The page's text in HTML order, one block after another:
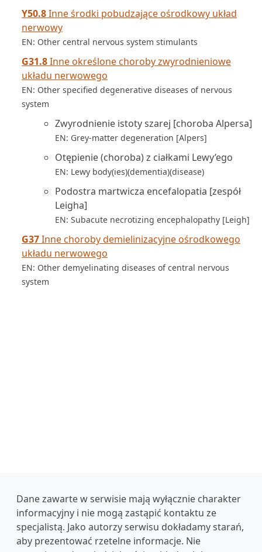
Y50.8Inne środki pobudzające ośrodkowy układ
nerwowy
EN: Other central nervous system stimulants
G31.8Inne określone choroby zwyrodnieniowe
układu nerwowego
EN: Other specified degenerative diseases of nervous
system
Zwyrodnienie istoty szarej [choroba Alpersa]
EN: Grey-matter degeneration [Alpers]
Otępienie (choroba) z ciałkami Lewy’ego
EN: Lewy body(ies)(dementia)(disease)
Podostra martwicza encefalopatia [zespół
Leigha]
EN: Subacute necrotizing encephalopathy [Leigh]
G37Inne choroby demielinizacyjne ośrodkowego
układu nerwowego
EN: Other demyelinating diseases of central nervous
system
Dane zawarte w serwisie mają wyłącznie charakter
informacyjny i nie mogą zastąpić kontaktu ze
specjalistą. Jako autorzy serwisu dokładamy starań,
aby prezentować rzetelne informacje. Nie